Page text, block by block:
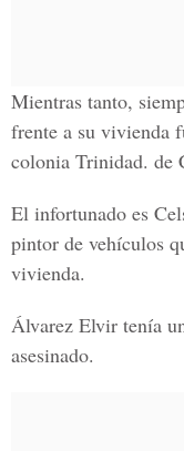
Mientras tanto,
frente a su vivienda
colonia Trinidad. de
El infortunado es
pintor de vehículos
vivienda.
Álvarez Elvir tenía
asesinado.